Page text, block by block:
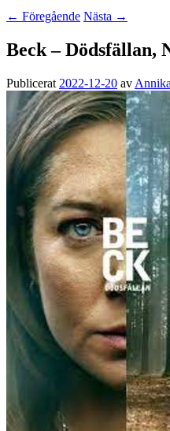
← Föregående Nästa →
Beck – Dödsfällan,
Publicerat 2022-12-20 av Annika